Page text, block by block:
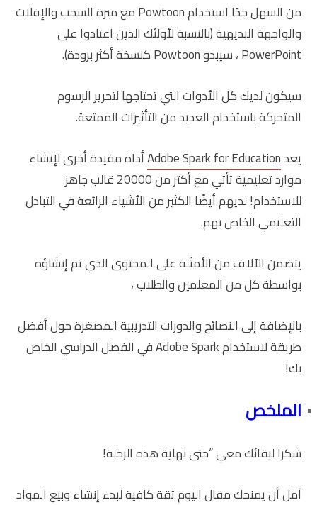
من السهل جدًا استخدام Powtoon مع ميزة السحب والإفلات
والواجهة البديهية (بالنسبة لأولئك الذين اعتادوا على
PowerPoint ، سيبدو Powtoon كنسخة أكثر برودة).
سيكون لديك كل الأدوات التي تحتاجها لتحرير الرسوم
المتحركة باستخدام العديد من التأثيرات الممتعة.
يعدAdobe Spark for Educationأداة مفيدة أخرى لإنشاء
موارد تعليمية تأتي مع أكثر من 20000 قالب جاهز
للاستخدام! لديهم أيضًا الكثير من الأشياء الرائعة في التبادل
التعليمي الخاص بهم.
يتضمن الآلاف من الأمثلة على المحتوى الذي تم إنشاؤه
بواسطة كل من المعلمين والطلاب ،
بالإضافة إلى النصائح والدورات التدريبية المصغرة حول أفضل
طريقة لاستخدام Adobe Spark في الفصل الدراسي الخاص
بك!
الملخص
شكرا لبقائك معي “حتى نهاية هذه الرحلة!
آمل أن يمنحك مقال اليوم ثقة كافية لبدء إنشاء وبيع المواد